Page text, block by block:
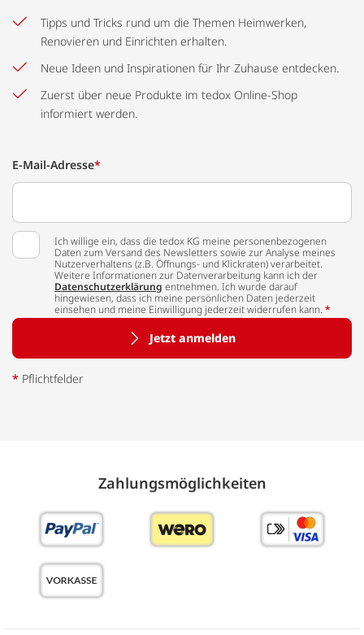
Tipps und Tricks rund um die Themen Heimwerken,
Renovieren und Einrichten erhalten.
Neue Ideen und Inspirationen für Ihr Zuhause entdecken.
Zuerst über neue Produkte im tedox Online-Shop
informiert werden.
E-Mail-Adresse*
Ich willige ein, dass die tedox KG meine personenbezogenen
Daten zum Versand des Newsletters sowie zur Analyse meines
Nutzerverhaltens (z.B. Öffnungs- und Klickraten) verarbeitet.
Weitere Informationen zur Datenverarbeitung kann ich der
Datenschutzerklärung entnehmen. Ich wurde darauf
hingewiesen, dass ich meine persönlichen Daten jederzeit
einsehen und meine Einwilligung jederzeit widerrufen kann. *
Jetzt anmelden
* Pflichtfelder
Zahlungs­möglich­keiten